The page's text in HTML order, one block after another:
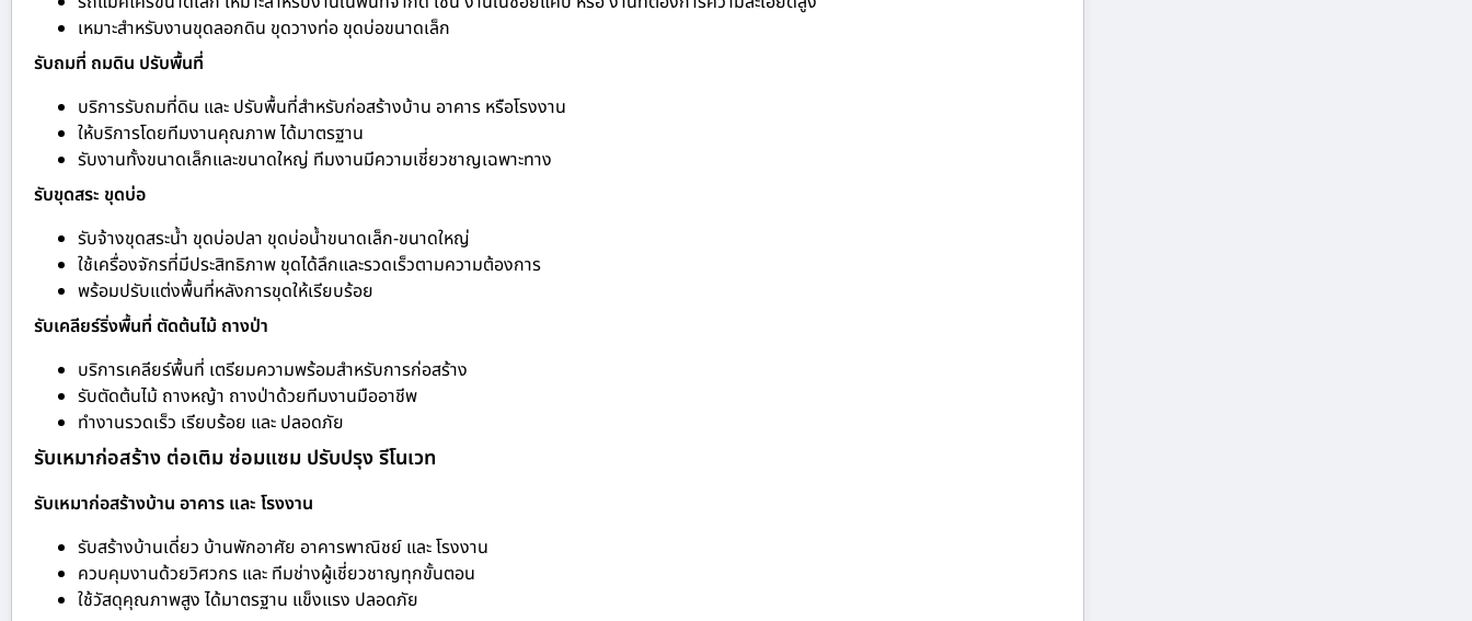
เหมาะสำหรับงานขุดลอกดิน ขุดวางท่อ ขุดบ่อขนาดเล็ก
รับถมที่ ถมดิน ปรับพื้นที่
บริการรับถมที่ดิน และ ปรับพื้นที่สำหรับก่อสร้างบ้าน อาคาร หรือโรงงาน
ให้บริการโดยทีมงานคุณภาพ ได้มาตรฐาน
รับงานทั้งขนาดเล็กและขนาดใหญ่ ทีมงานมีความเชี่ยวชาญเฉพาะทาง
รับขุดสระ ขุดบ่อ
รับจ้างขุดสระน้ำ ขุดบ่อปลา ขุดบ่อน้ำขนาดเล็ก-ขนาดใหญ่
ใช้เครื่องจักรที่มีประสิทธิภาพ ขุดได้ลึกและรวดเร็วตามความต้องการ
พร้อมปรับแต่งพื้นที่หลังการขุดให้เรียบร้อย
รับเคลียร์ริ่งพื้นที่ ตัดต้นไม้ ถางป่า
บริการเคลียร์พื้นที่ เตรียมความพร้อมสำหรับการก่อสร้าง
รับตัดต้นไม้ ถางหญ้า ถางป่าด้วยทีมงานมืออาชีพ
ทำงานรวดเร็ว เรียบร้อย และ ปลอดภัย
รับเหมาก่อสร้าง ต่อเติม ซ่อมแซม ปรับปรุง รีโนเวท
รับเหมาก่อสร้างบ้าน อาคาร และ โรงงาน
รับสร้างบ้านเดี่ยว บ้านพักอาศัย อาคารพาณิชย์ และ โรงงาน
ควบคุมงานด้วยวิศวกร และ ทีมช่างผู้เชี่ยวชาญทุกขั้นตอน
ใช้วัสดุคุณภาพสูง ได้มาตรฐาน แข็งแรง ปลอดภัย